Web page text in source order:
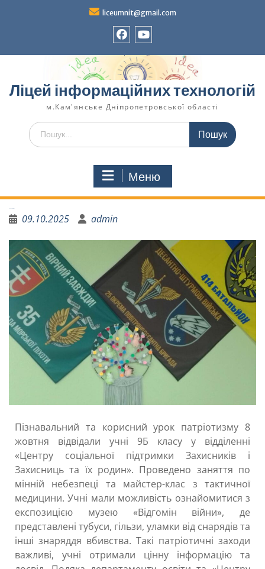
liceumnit@gmail.com
Ліцей інформаційних технологій
м.Кам'янське Дніпропетровської області
Меню
09.10.2025 admin
Пізнавальний та корисний урок патріотизму 8
жовтня відвідали учні 9Б класу у відділенні
«Центру соціальної підтримки Захисників і
Захисниць та їх родин». Проведено заняття по
мінній небезпеці та майстер-клас з тактичної
медицини. Учні мали можливість ознайомитися з
експозицією музею «Відгомін війни», де
представлені тубуси, гільзи, уламки від снарядів та
інші знаряддя вбивства. Такі патріотичні заходи
важливі, учні отримали цінну інформацію та